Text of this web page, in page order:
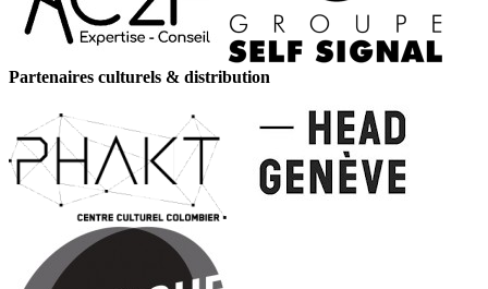
Partenaires culturels & distribution